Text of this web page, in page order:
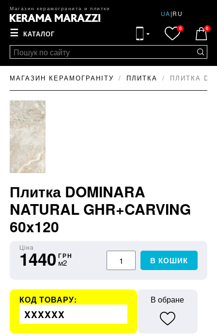
Магазин керамогранита и плитки
UA|RU
☰ КАТАЛОГ
0 0
МАГАЗИН КЕРАМОГРАНІТУ ПЛИТКА ПЛИТКА
Плитка DOMINARA
NATURAL GHR+CARVING
60x120
Ціна
1440 ГРН
м2 В КОШИК
КОД ТОВАРУ:
XXXXXX
В обране